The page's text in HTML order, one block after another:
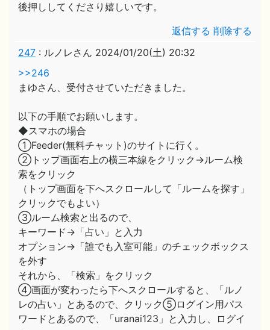
後押ししてくださり嬉しいです。
返信する 削除する
247 : ルノレさん 2024/01/20(土) 20:32
>>246
まゆさん、受付させていただきました。
以下の手順でお願いします。
◆スマホの場合
①Feeder(無料チャット)のサイトに行く。
②トップ画面右上の横三本線をクリック→ルーム検
索をクリック
（トップ画面を下へスクロールして「ルームを探す」
クリックでもよい）
③ルーム検索と出るので、
キーワード→「占い」と入力
オプション→「誰でも入室可能」のチェックボックス
を外す
それから、「検索」をクリック
④画面が変わったら下へスクロールすると、「ルノ
レの占い」とあるので、クリック⑤ログイン用パス
ワードとあるので、「uranai123」と入力し、ログイ